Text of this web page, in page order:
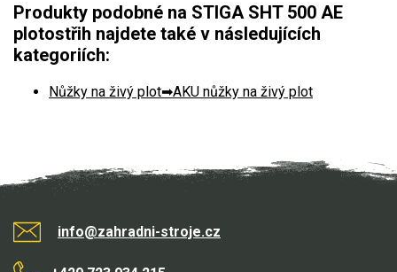
Náhradní díly
Náhradní díly pro motorové pily
Zahradní traktory
Náhradní díly pro sekačky
Produkty podobné na STIGA SHT 500 AE
plotostřih najdete také v následujících
kategoriích:
Nůžky na živý plot AKU nůžky na živý plot
info@zahradni-stroje.cz